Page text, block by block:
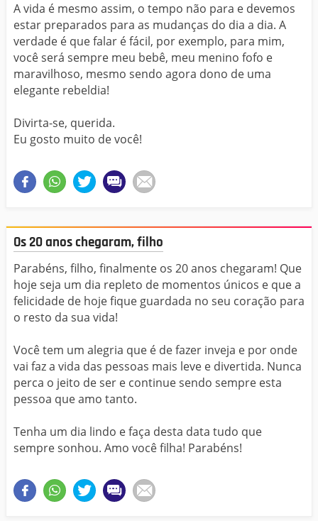
A vida é mesmo assim, o tempo não para e devemos
estar preparados para as mudanças do dia a dia. A
verdade é que falar é fácil, por exemplo, para mim,
você será sempre meu bebê, meu menino fofo e
maravilhoso, mesmo sendo agora dono de uma
elegante rebeldia!
Divirta-se, querida.
Eu gosto muito de você!
Os 20 anos chegaram, filho
Parabéns, filho, finalmente os 20 anos chegaram! Que
hoje seja um dia repleto de momentos únicos e que a
felicidade de hoje fique guardada no seu coração para
o resto da sua vida!
Você tem um alegria que é de fazer inveja e por onde
vai faz a vida das pessoas mais leve e divertida. Nunca
perca o jeito de ser e continue sendo sempre esta
pessoa que amo tanto.
Tenha um dia lindo e faça desta data tudo que
sempre sonhou. Amo você filha! Parabéns!